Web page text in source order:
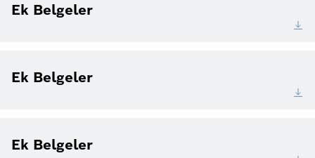
Ek Belgeler
Ek Belgeler
Ek Belgeler